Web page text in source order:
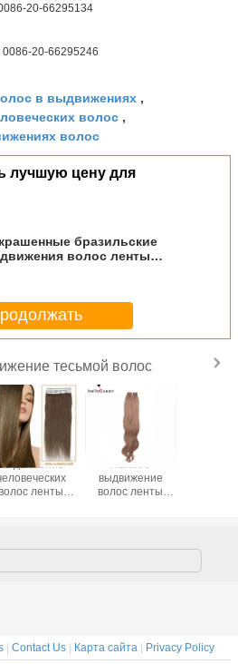
20-66295134
0086-20-66295246
в выдвижениях ,
волос ,
волос
лучшую цену для
бразильские
волос ленты
тесьмой волос
ленты
Полное
выдвижение
волос ленты
конца женщин
| Contact Us | Карта сайта | Privacy Policy